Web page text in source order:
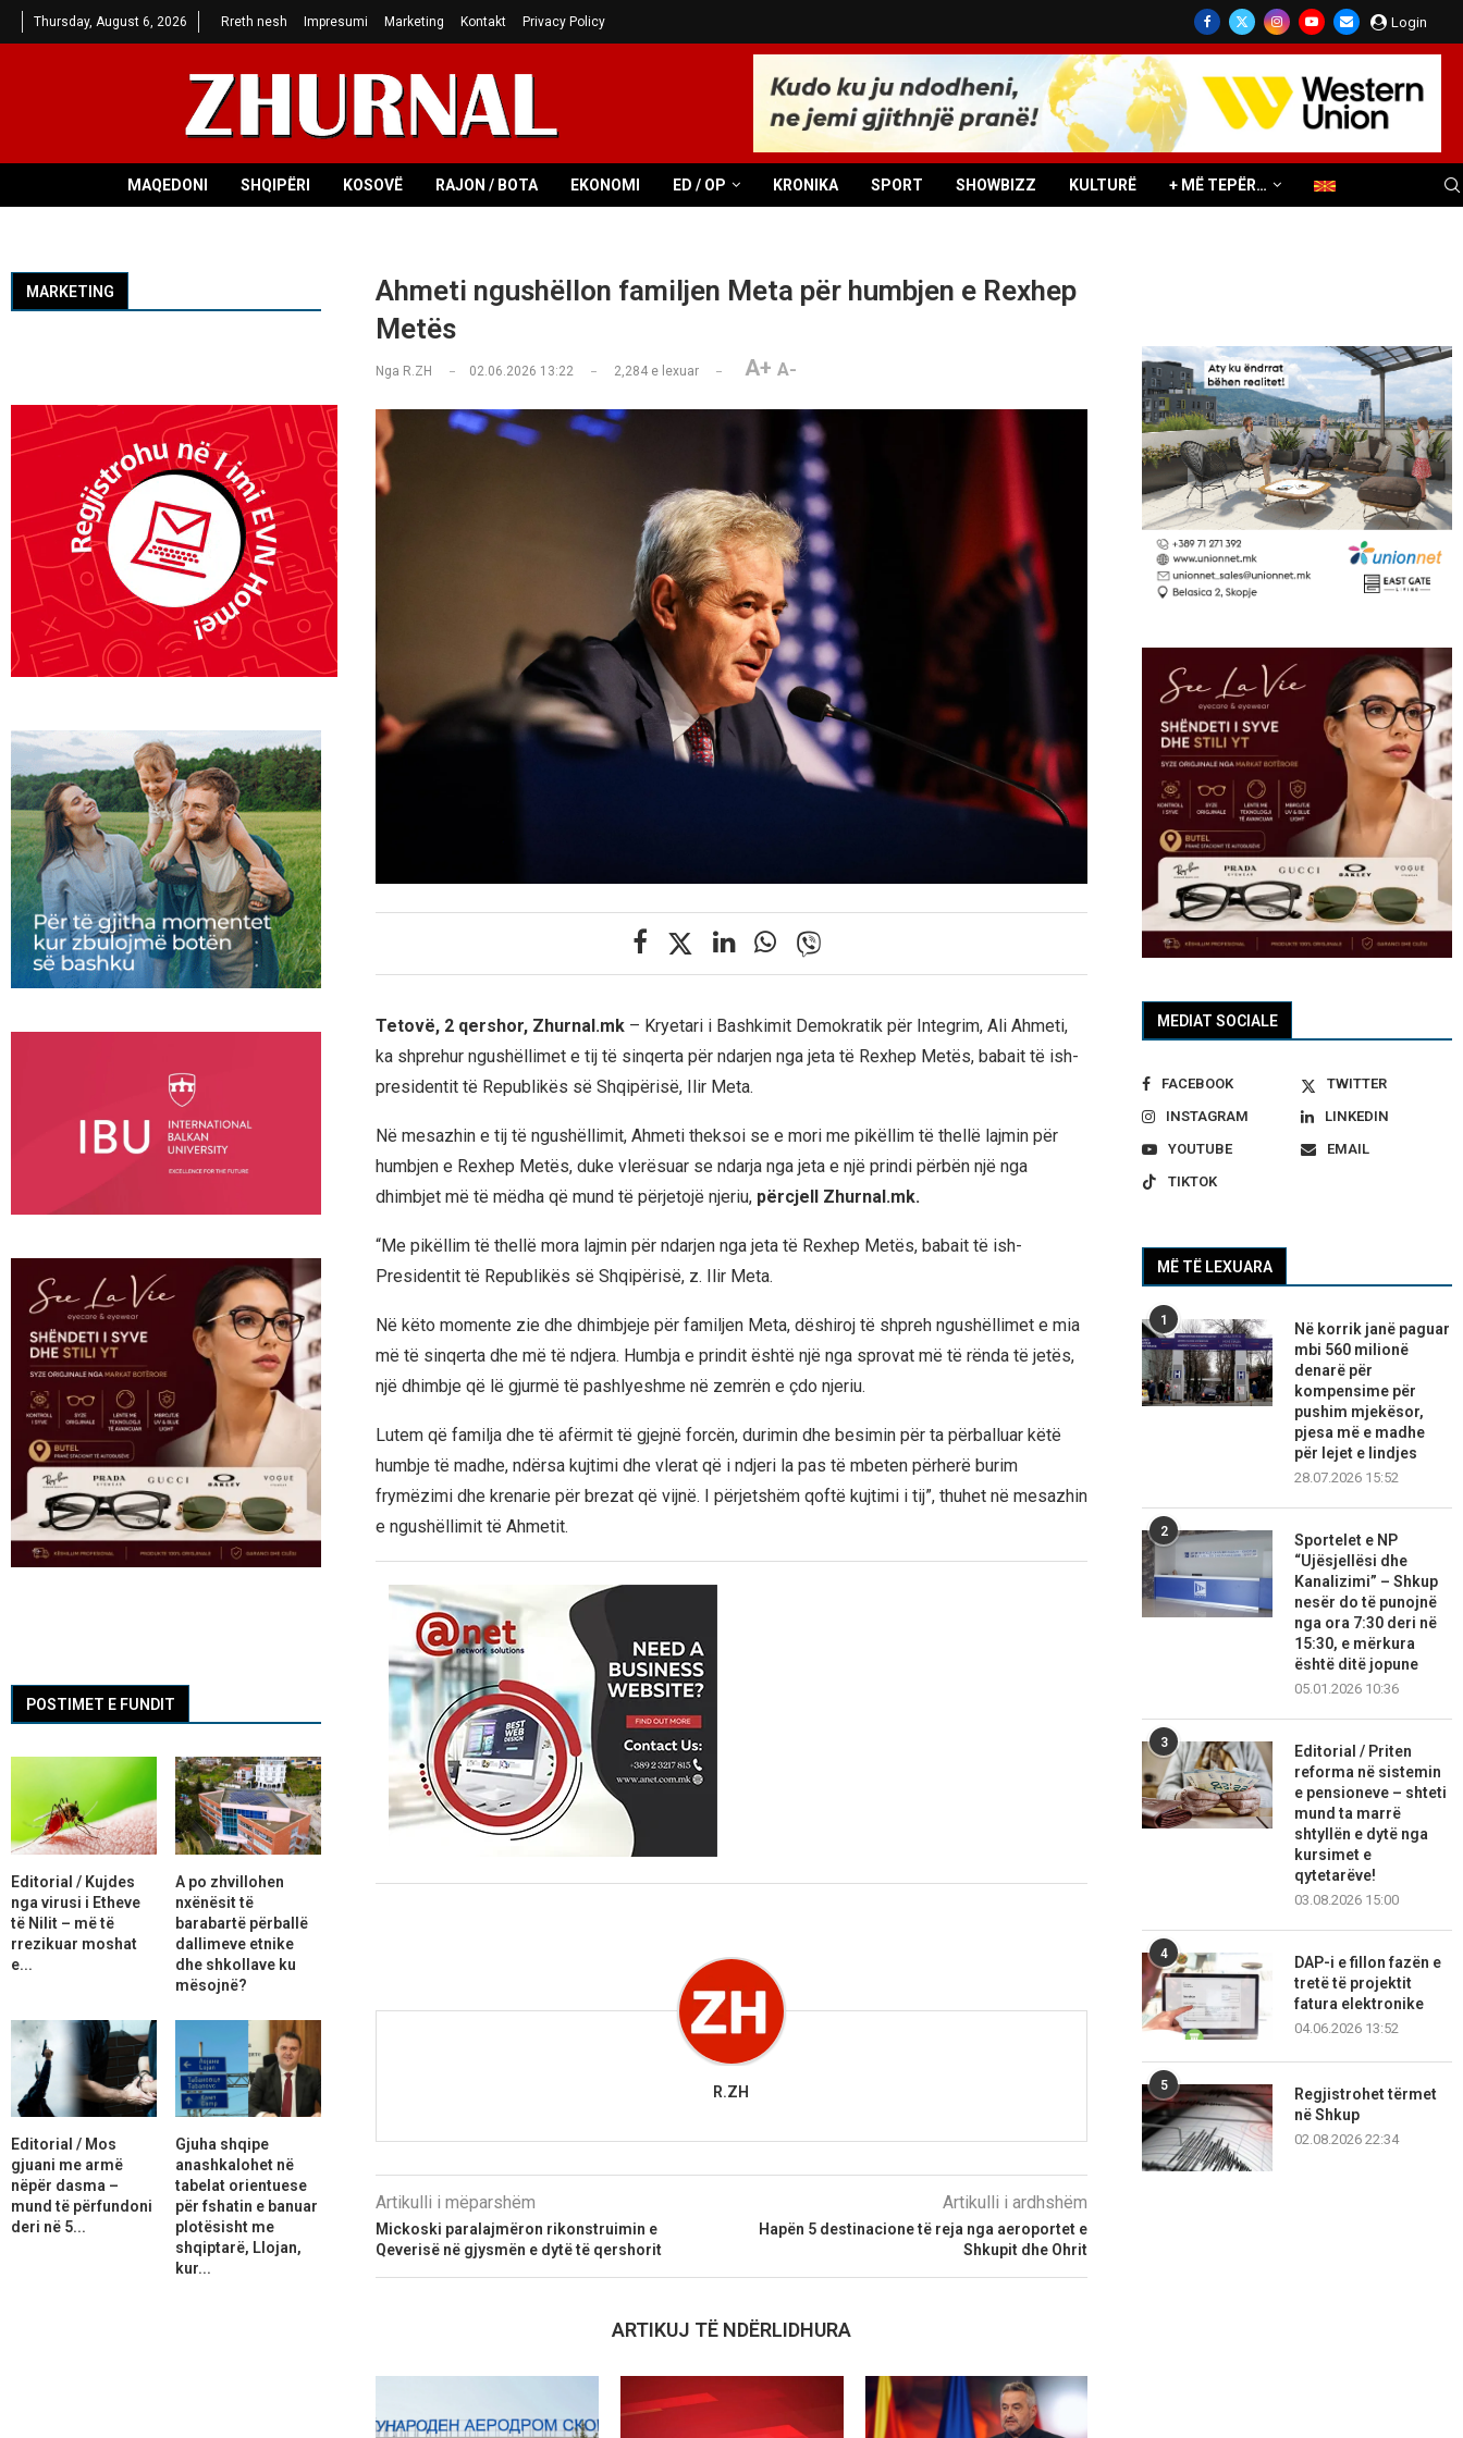
Thursday, August 6, 2026 Rreth nesh Impresumi Marketing Kontakt Privacy Policy Login
MAQEDONI SHQIPËRI KOSOVË RAJON / BOTA EKONOMI ED / OP KRONIKA SPORT SHOWBIZZ KULTURË + MË TEPËR…
Ahmeti ngushëllon familjen Meta për humbjen e Rexhep
Metës
Nga R.ZH 02.06.2026 13:22 2,284e lexuar A+ A-
Tetovë, 2 qershor, Zhurnal.mk– Kryetari i Bashkimit Demokratik për Integrim, Ali Ahmeti,
ka shprehur ngushëllimet e tij të sinqerta për ndarjen nga jeta të Rexhep Metës, babait të ish-
presidentit të Republikës së Shqipërisë, Ilir Meta.
Në mesazhin e tij të ngushëllimit, Ahmeti theksoi se e mori me pikëllim të thellë lajmin për
humbjen e Rexhep Metës, duke vlerësuar se ndarja nga jeta e një prindi përbën një nga
dhimbjet më të mëdha që mund të përjetojë njeriu,përcjell Zhurnal.mk.
“Me pikëllim të thellë mora lajmin për ndarjen nga jeta të Rexhep Metës, babait të ish-
Presidentit të Republikës së Shqipërisë, z. Ilir Meta.
Në këto momente zie dhe dhimbjeje për familjen Meta, dëshiroj të shpreh ngushëllimet e mia
më të sinqerta dhe më të ndjera. Humbja e prindit është një nga sprovat më të rënda të jetës,
një dhimbje që lë gjurmë të pashlyeshme në zemrën e çdo njeriu.
Lutem që familja dhe të afërmit të gjejnë forcën, durimin dhe besimin për ta përballuar këtë
humbje të madhe, ndërsa kujtimi dhe vlerat që i ndjeri la pas të mbeten përherë burim
frymëzimi dhe krenarie për brezat që vijnë. I përjetshëm qoftë kujtimi i tij”, thuhet në mesazhin
e ngushëllimit të Ahmetit.
R.ZH
Artikulli i mëparshëm
Mickoski paralajmëron rikonstruimin e
Qeverisë në gjysmën e dytë të qershorit
Artikulli i ardhshëm
Hapën 5 destinacione të reja nga aeroportet e
Shkupit dhe Ohrit
ARTIKUJ TË NDËRLIDHURA
MEDIAT SOCIALE
FACEBOOK
TWITTER
INSTAGRAM
LINKEDIN
YOUTUBE
EMAIL
TIKTOK
MË TË LEXUARA
1
Në korrik janë paguar
mbi 560 milionë
denarë për
kompensime për
pushim mjekësor,
pjesa më e madhe
për lejet e lindjes
28.07.2026 15:52
2
Sportelet e NP
“Ujësjellësi dhe
Kanalizimi” – Shkup
nesër do të punojnë
nga ora 7:30 deri në
15:30, e mërkura
është ditë jopune
05.01.2026 10:36
3
Editorial / Priten
reforma në sistemin
e pensioneve – shteti
mund ta marrë
shtyllën e dytë nga
kursimet e
qytetarëve!
03.08.2026 15:00
4
DAP-i e fillon fazën e
tretë të projektit
fatura elektronike
04.06.2026 13:52
5
Regjistrohet tërmet
në Shkup
02.08.2026 22:34
MARKETING
POSTIMET E FUNDIT
Editorial / Kujdes
nga virusi i Etheve
të Nilit – më të
rrezikuar moshat
e...
A po zhvillohen
nxënësit të
barabartë përballë
dallimeve etnike
dhe shkollave ku
mësojnë?
Editorial / Mos
gjuani me armë
nëpër dasma –
mund të përfundoni
deri në 5...
Gjuha shqipe
anashkalohet në
tabelat orientuese
për fshatin e banuar
plotësisht me
shqiptarë, Llojan,
kur...